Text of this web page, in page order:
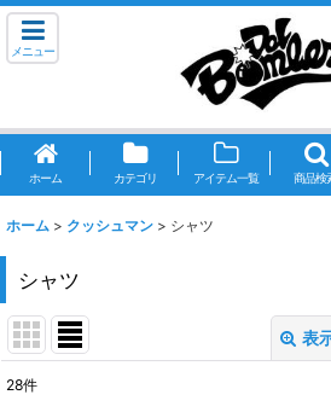
メニュー
ホーム カテゴリ アイテム一覧 商品検
ホーム > クッシュマン > シャツ
シャツ
表
28件